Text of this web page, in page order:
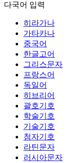
다국어 입력
히라가나
가타카나
중국어
한글고어
그리스문자
프랑스어
독일어
히브리어
괄호기호
학술기호
기술기호
첨자기호
라틴문자
러시아문자